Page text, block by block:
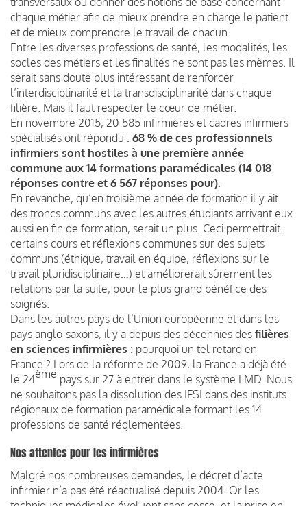
chaque métier afin de mieux prendre en charge le patient
et de mieux comprendre le travail de chacun.
Entre les diverses professions de santé, les modalités, les
socles des métiers et les finalités ne sont pas les mêmes. Il
serait sans doute plus intéressant de renforcer
l’interdisciplinarité et la transdisciplinarité dans chaque
filière. Mais il faut respecter le cœur de métier.
En novembre 2015, 20 585 infirmières et cadres infirmiers
spécialisés ont répondu : 68 % de ces professionnels
infirmiers sont hostiles à une première année
commune aux 14 formations paramédicales (14 018
réponses contre et 6 567 réponses pour).
En revanche, qu’en troisième année de formation il y ait
des troncs communs avec les autres étudiants arrivant eux
aussi en fin de formation, serait un plus. Ceci permettrait
certains cours et réflexions communes sur des sujets
communs (éthique, travail en équipe, réflexions sur le
travail pluridisciplinaire…) et améliorerait sûrement les
relations par la suite, pour le plus grand bénéfice des
soignés.
Dans les autres pays de l’Union européenne et dans les
pays anglo-saxons, il y a depuis des décennies des filières
en sciences infirmières : pourquoi un tel retard en
France ? Lors de la réforme de 2009, la France a déjà été
le 24ème pays sur 27 à entrer dans le système LMD. Nous
ne souhaitons pas la dissolution des IFSI dans des instituts
régionaux de formation paramédicale formant les 14
professions de santé réglementées.
Nos attentes pour les infirmières
Malgré nos nombreuses demandes, le décret d’acte
infirmier n’a pas été réactualisé depuis 2004. Or les